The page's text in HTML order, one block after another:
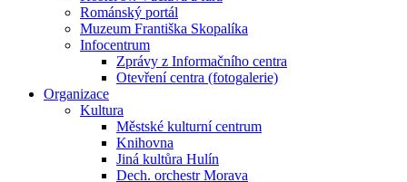
Románský portál
Muzeum Františka Skopalíka
Infocentrum
Zprávy z Informačního centra
Otevření centra (fotogalerie)
Organizace
Kultura
Městské kulturní centrum
Knihovna
Jiná kultůra Hulín
Dech. orchestr Morava